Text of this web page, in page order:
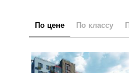
по цене по классу